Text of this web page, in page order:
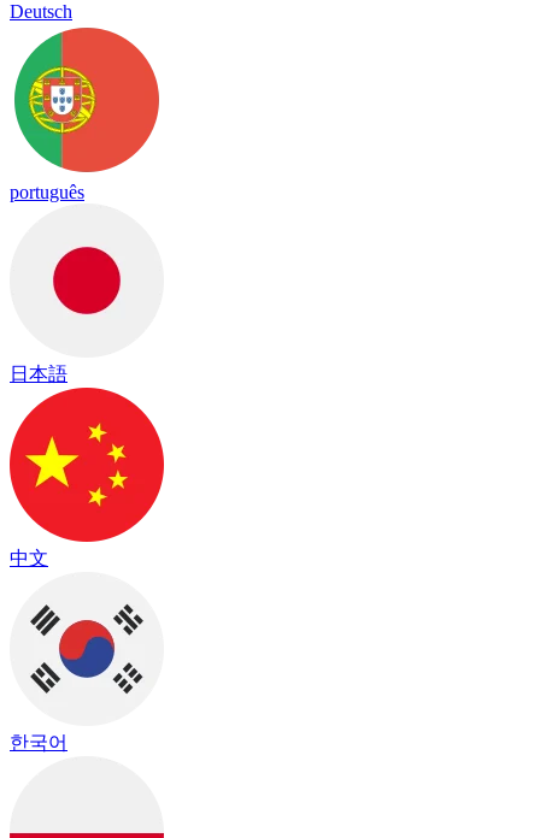
Deutsch
português
日本語
中文
한국어